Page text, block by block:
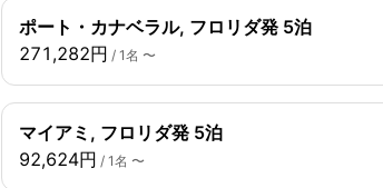
ポート・カナベラル, フロリダ発 5泊
271,282円 / 1名 〜
マイアミ, フロリダ発 5泊
92,624円 / 1名 〜